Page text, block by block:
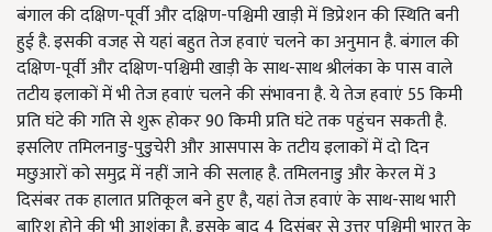
बंगाल की दक्षिण-पूर्वी और दक्षिण-पश्चिमी खाड़ी में डिप्रेशन की स्थिति बनी
हुई है. इसकी वजह से यहां बहुत तेज हवाएं चलने का अनुमान है. बंगाल की
दक्षिण-पूर्वी और दक्षिण-पश्चिमी खाड़ी के साथ-साथ श्रीलंका के पास वाले
तटीय इलाकों में भी तेज हवाएं चलने की संभावना है. ये तेज हवाएं 55 किमी
प्रति घंटे की गति से शुरू होकर 90 किमी प्रति घंटे तक पहुंचन सकती है.
इसलिए तमिलनाडु-पुडुचेरी और आसपास के तटीय इलाकों में दो दिन
मछुआरों को समुद्र में नहीं जाने की सलाह है. तमिलनाडु और केरल में 3
दिसंबर तक हालात प्रतिकूल बने हुए है, यहां तेज हवाएं के साथ-साथ भारी